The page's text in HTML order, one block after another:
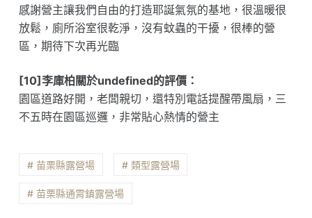
感謝營主讓我們自由的打造耶誕氣氛的基地，很溫暖很
放鬆，廁所浴室很乾淨，沒有蚊蟲的干擾，很棒的營
區，期待下次再光臨
[10]李庫柏關於undefined的評價：
園區道路好開，老闆親切，還特別電話提醒帶風扇，三
不五時在園區巡邏，非常貼心熱情的營主
# 苗栗縣露營場 # 類型露營場
# 苗栗縣通霄鎮露營場